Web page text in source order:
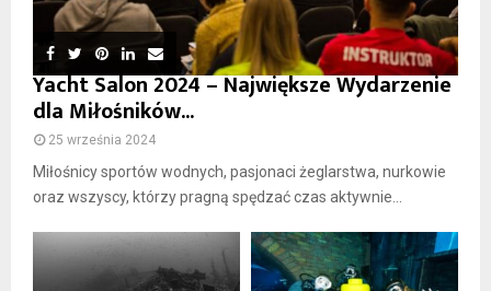
Yacht Salon 2024 – Największe Wydarzenie
dla Miłośników...
25 września 2024
Miłośnicy sportów wodnych, pasjonaci żeglarstwa, nurkowie
oraz wszyscy, którzy pragną spędzać czas aktywnie...